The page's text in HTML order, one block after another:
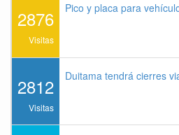
2876
Visitas
Pico y placa para
2812
Visitas
Duitama tendrá cierres